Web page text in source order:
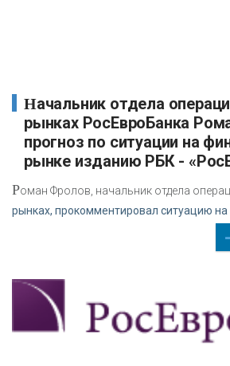
Начальник отдела операций на валютных
рынках РосЕвроБанка
прогноз по ситуации на
рынке изданию РБК -
Роман Фролов, начальник отдела
рынках, прокомментировал ситуацию на